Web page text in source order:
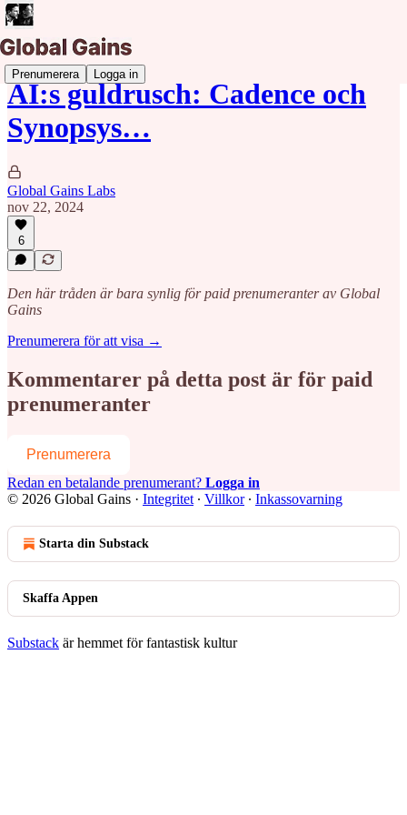
Prenumerera Logga in
AI:s guldrusch: Cadence och
Synopsys…
Global Gains Labs
nov 22, 2024
6
Den här tråden är bara synlig för paid prenumeranter av Global
Gains
Prenumerera för att visa →
Kommentarer på detta post är för paid
prenumeranter
Prenumerera
Redan en betalande prenumerant? Logga in
© 2026 Global Gains · Integritet ∙ Villkor∙ Inkassovarning
Starta din Substack
Skaffa Appen
Substack är hemmet för fantastisk kultur